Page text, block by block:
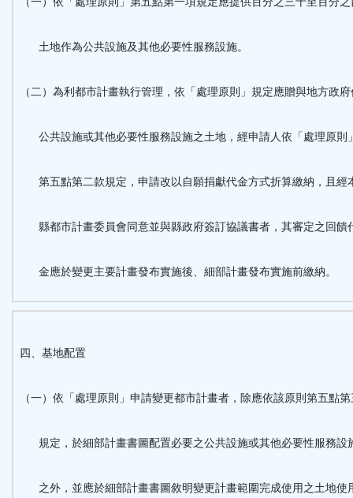
土地作為公共設施及其他必要性服務設施。
（二）為利都市計畫執行管理，依「處理原則」規定應贈與地方政
公共設施或其他必要性服務設施之土地，經申請人依「處理原則
第五點第二款規定，申請改以自願捐獻代金方式折算繳納，且經
縣都市計畫委員會同意並與縣政府簽訂協議書者，其審定之回饋
金應於變更主要計畫發布實施後、細部計畫發布實施前繳納。
四、基地配置
（一）依「處理原則」申請變更都市計畫者，除應依該原則第五點
規定，於細部計畫書圖配置必要之公共設施或其他必要性服務設
之外，並應於細部計畫書圖敘明變更計畫範圍完成使用之土地使